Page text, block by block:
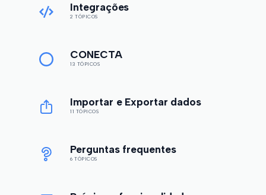
Integrações
2 TÓPICOS
CONECTA
13 TÓPICOS
Importar e Exportar dados
11 TÓPICOS
Perguntas frequentes
6 TÓPICOS